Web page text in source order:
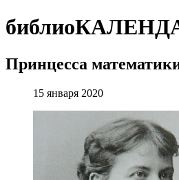
Принцесса
15 января 2020